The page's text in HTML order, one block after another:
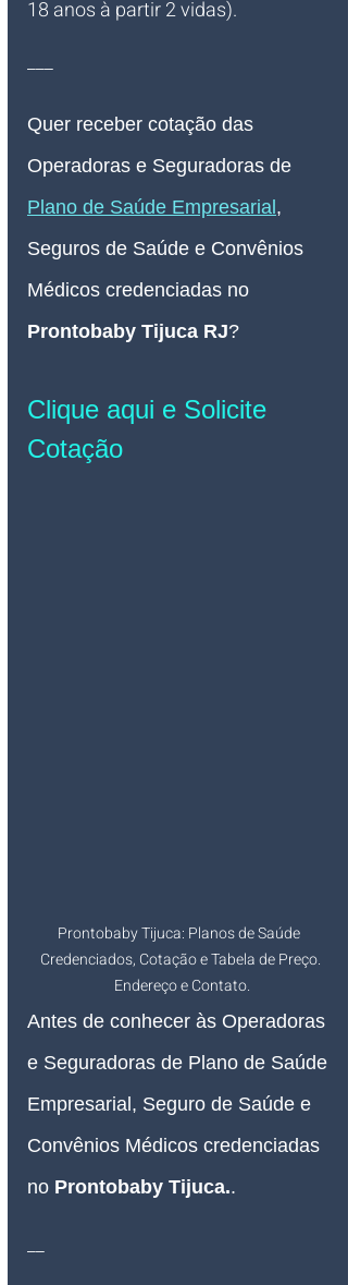
18 anos à partir 2 vidas).
___
Quer receber cotação das
Operadoras e Seguradoras de
Plano de Saúde Empresarial ,
Seguros de Saúde e Convênios
Médicos credenciadas no
Prontobaby Tijuca RJ?
Clique aqui e Solicite
Cotação
Prontobaby Tijuca: Planos de Saúde
Credenciados, Cotação e Tabela de Preço.
Endereço e Contato.
Antes de conhecer às Operadoras
e Seguradoras de Plano de Saúde
Empresarial, Seguro de Saúde e
Convênios Médicos credenciadas
no Prontobaby Tijuca..
__